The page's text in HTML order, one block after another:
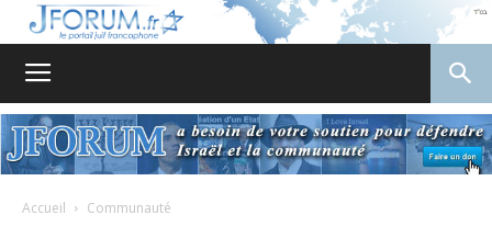
Accueil Communauté